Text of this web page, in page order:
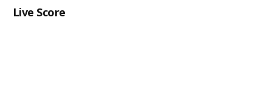
Live Score